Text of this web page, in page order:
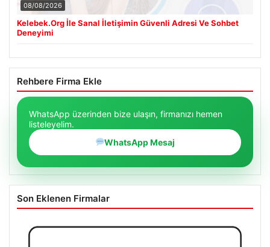
08/08/2026
Kelebek.Org İle Sanal İletişimin Güvenli Adresi Ve Sohbet
Deneyimi
Rehbere Firma Ekle
WhatsApp üzerinden bize ulaşın, firmanızı hemen
listeleyelim.
WhatsApp Mesaj
Son Eklenen Firmalar